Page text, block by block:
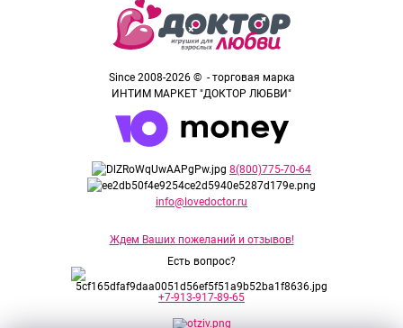
Since 2008-2026 © - торговая марка
ИНТИМ МАРКЕТ "ДОКТОР ЛЮБВИ"
8(800)775-70-64
info@lovedoctor.ru
Ждем Ваших пожеланий и отзывов!
Есть вопрос?
+7-913-917-89-65